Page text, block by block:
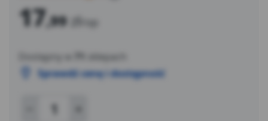
17,99 zł /op
Dostępny w
sklepach
Sprawdź cenę i dostępność